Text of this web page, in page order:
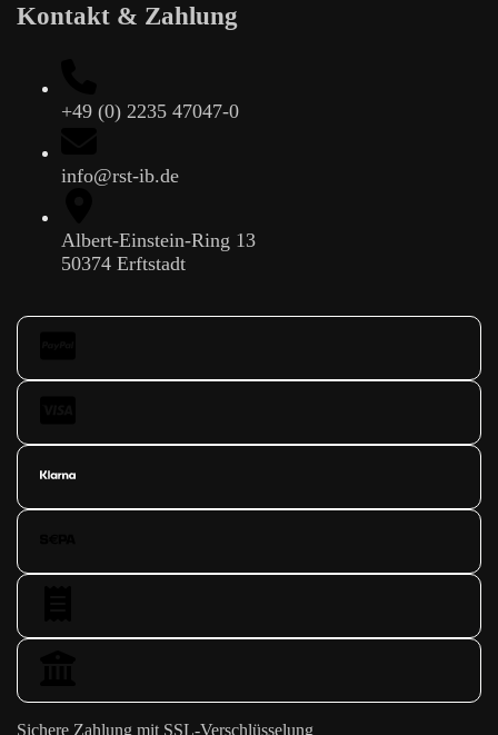
Kontakt & Zahlung
+49 (0) 2235 47047-0
info@rst-ib.de
Albert-Einstein-Ring 13
50374 Erftstadt
Sichere Zahlung mit SSL-Verschlüsselung